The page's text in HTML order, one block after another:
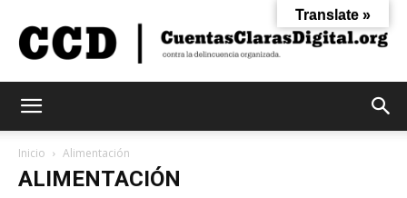
Inicio Alimentación
ALIMENTACIÓN
Translate »